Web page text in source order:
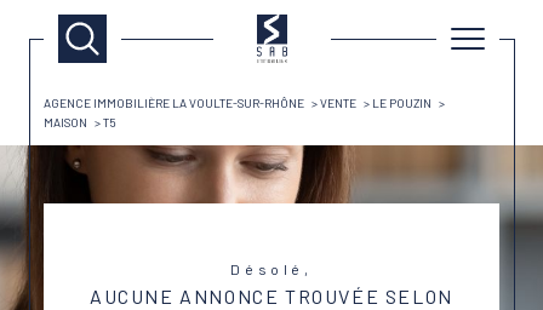
AGENCE IMMOBILIÈRE LA VOULTE-SUR-RHÔNE VENTE
LE POUZIN
MAISON
T5
Désolé,
AUCUNE ANNONCE TROUVÉE SELON